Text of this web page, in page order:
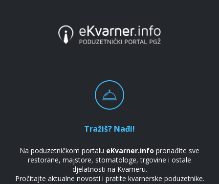
Tražiš? Nađi!
Na poduzetničkom portalu eKvarner.info pronađite sve
restorane, majstore, stomatologe, trgovine i ostale
djelatnosti na Kvarneru.
Pročitajte aktualne novosti i pratite kvarnerske poduzetnike.